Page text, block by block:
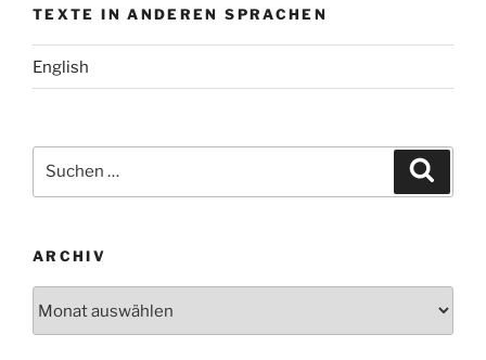
TEXTE IN ANDEREN SPRACHEN
English
nach:
ARCHIV